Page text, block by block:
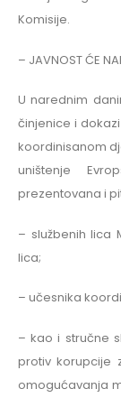
Komisije.
– JAVNOST ĆE
U narednim
činjenice i
koordinisanom
uništenje
prezentovana i
– službenih lica
lica;
– učesnika
– kao i stručne
protiv korupcije
omogućavanja